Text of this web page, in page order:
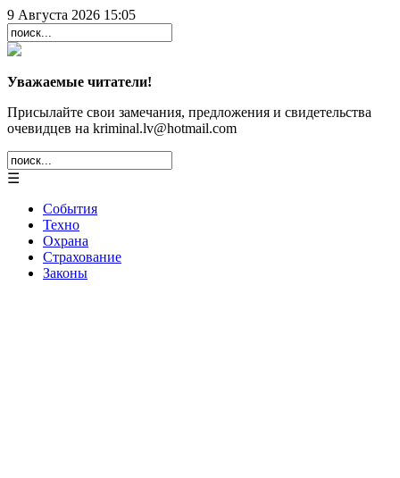
9 Августа 2026 15:05
Уважаемые читатели!
Присылайте свои замечания, предложения и свидетельства
очевидцев на kriminal.lv@hotmail.com
☰
События
Техно
Охрана
Страхование
Законы